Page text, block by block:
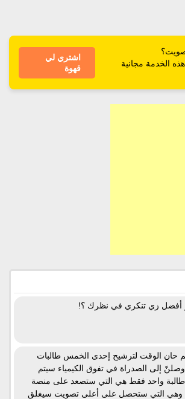
الخدمة مجانية
اشتري لي
قهوة
أفضل زي تنكري في نظرك ؟!
حان الوقت لترشيح إحدى الخمس طالبات
وصلنّ إلى الصدراة في تفوق الكيمياء سيتم
طالبة واحد فقط هي التي ستصعد على منصة
وهي التي ستحصل على أعلى تصويت سيغلق